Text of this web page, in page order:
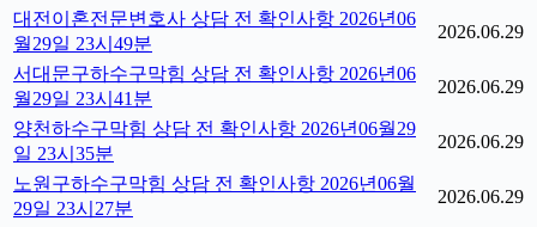
대전이혼전문변호사 상담 전 확인사항 2026년06
월29일 23시49분
2026.06.29
서대문구하수구막힘 상담 전 확인사항 2026년06
월29일 23시41분
2026.06.29
양천하수구막힘 상담 전 확인사항 2026년06월29
일 23시35분
2026.06.29
노원구하수구막힘 상담 전 확인사항 2026년06월
29일 23시27분
2026.06.29